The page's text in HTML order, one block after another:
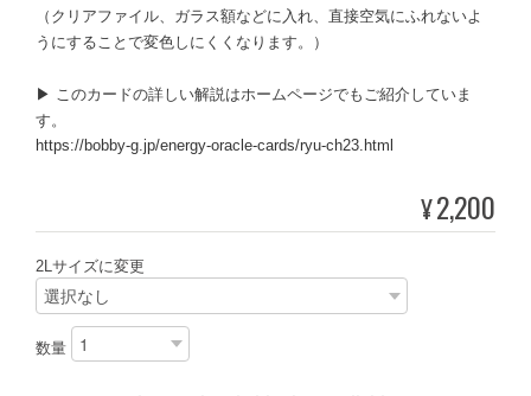
（クリアファイル、ガラス額などに入れ、直接空気にふれないよ
うにすることで変色しにくくなります。）
▶ このカードの詳しい解説はホームページでもご紹介していま
す。
https://bobby-g.jp/energy-oracle-cards/ryu-ch23.html
¥2,200
2Lサイズに変更
数量